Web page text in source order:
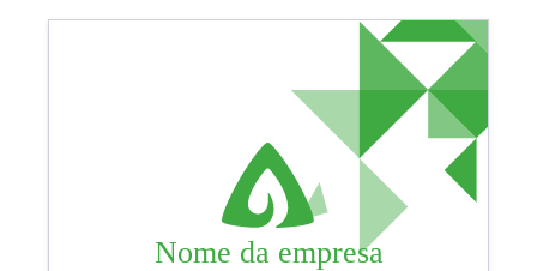
Nome da empresa